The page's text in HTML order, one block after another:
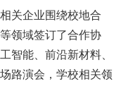
关企业围绕校地合
领域签订了合作协
智能、前沿新材料、
路演会，学校相关领